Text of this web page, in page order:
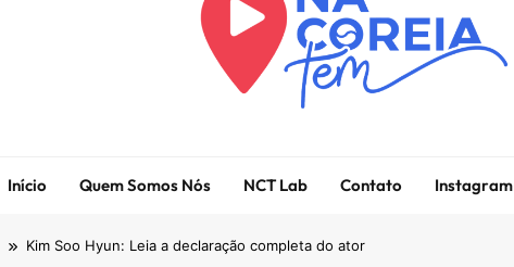
Início Quem Somos Nós NCT Lab Contato Instagram
Kim Soo Hyun: Leia a declaração completa do ator